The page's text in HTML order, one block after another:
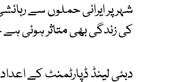
شہر پر ایرانی حملوں سے
کی زندگی بھی متاثر ہوئی